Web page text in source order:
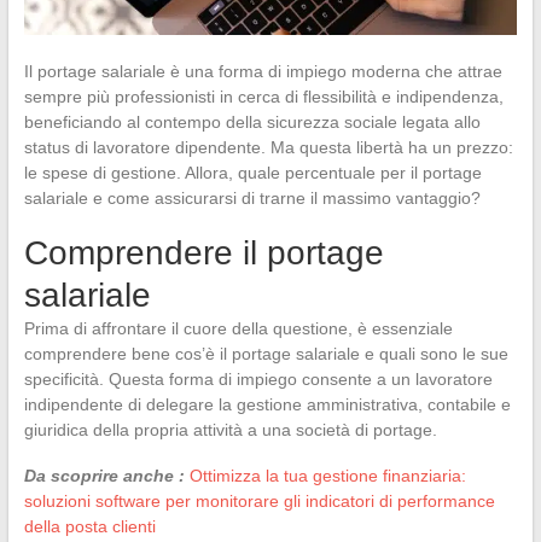
Il portage salariale è una forma di impiego moderna che attrae
sempre più professionisti in cerca di flessibilità e indipendenza,
beneficiando al contempo della sicurezza sociale legata allo
status di lavoratore dipendente. Ma questa libertà ha un prezzo:
le spese di gestione. Allora, quale percentuale per il portage
salariale e come assicurarsi di trarne il massimo vantaggio?
Comprendere il portage
salariale
Prima di affrontare il cuore della questione, è essenziale
comprendere bene cos’è il portage salariale e quali sono le sue
specificità. Questa forma di impiego consente a un lavoratore
indipendente di delegare la gestione amministrativa, contabile e
giuridica della propria attività a una società di portage.
Da scoprire anche : Ottimizza la tua gestione finanziaria:
soluzioni software per monitorare gli indicatori di performance
della posta clienti